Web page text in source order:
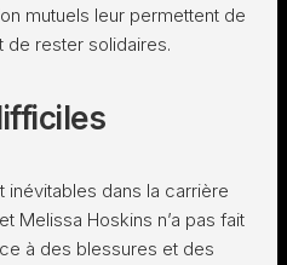
mutuels leur permettent de
rester solidaires.
dans la carrière
Melissa Hoskins n’a pas fait
à des blessures et des